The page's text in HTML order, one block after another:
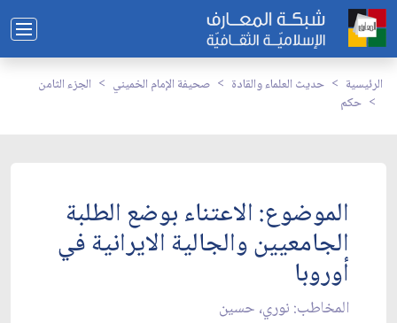
الرئيسية حديث العلماء والقادة صحيفة الإمام الخميني
الجزء الثامن
حكم
الموضوع: الاعتناء بوضع الطلبة
الجامعيين والجالية الايرانية في
أوروبا
المخاطب: نوري، حسين‏